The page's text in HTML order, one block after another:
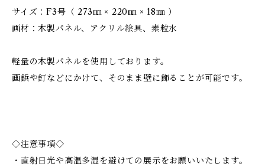
サイズ：F3号（ 273㎜ × 220㎜ × 18㎜ ）
画材：木製パネル、アクリル絵具、素粒水
軽量の木製パネルを使用しております。
画鋲や釘などにかけて、そのまま壁に飾ることが可能です。
◇注意事項◇
・直射日光や高温多湿を避けての展示をお願いいたします。